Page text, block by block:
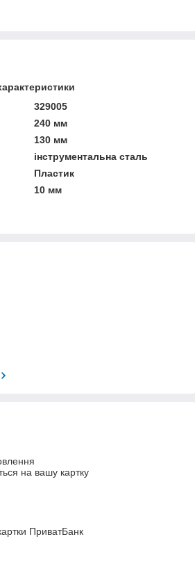
329005
240 мм
130 мм
інструментальна сталь
Пластик
10 мм
на вашу картку
ПриватБанк